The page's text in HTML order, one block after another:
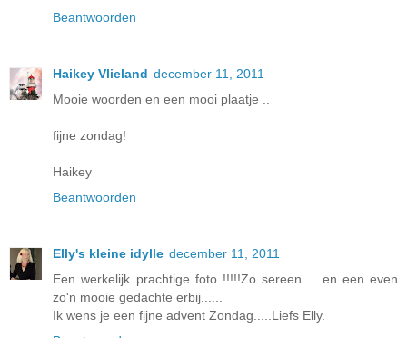
Beantwoorden
Haikey Vlieland december 11, 2011
Mooie woorden en een mooi plaatje ..
fijne zondag!
Haikey
Beantwoorden
Elly's kleine idylle december 11, 2011
Een werkelijk prachtige foto !!!!!Zo sereen.... en een even
zo'n mooie gedachte erbij......
Ik wens je een fijne advent Zondag.....Liefs Elly.